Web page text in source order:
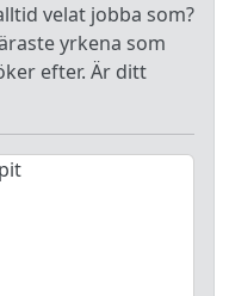
velat jobba som?
yrkena som
efter. Är ditt